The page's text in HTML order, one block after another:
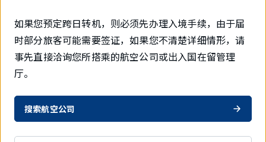
如果您预定跨日转机，则必须先办理入境手续，由于届
时部分旅客可能需要签证，如果您不清楚详细情形，请
事先直接洽询您所搭乘的航空公司或出入国在留管理
厅。
搜索航空公司